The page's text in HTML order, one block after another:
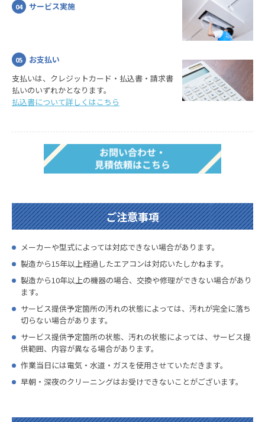
04 サービス実施
05
お支払い
支払いは、クレジットカード・払込書・請求書
払いのいずれかとなります。
払込書について詳しくはこちら
ご注意事項
メーカーや型式によっては対応できない場合があります。
製造から15年以上経過したエアコンは対応いたしかねます。
製造から10年以上の機器の場合、交換や修理ができない場合があり
ます。
サービス提供予定箇所の汚れの状態によっては、汚れが完全に落ち
切らない場合があります。
サービス提供予定箇所の状態、汚れの状態によっては、サービス提
供範囲、内容が異なる場合があります。
作業当日には電気・水道・ガスを使用させていただきます。
早朝・深夜のクリーニングはお受けできないことがございます。